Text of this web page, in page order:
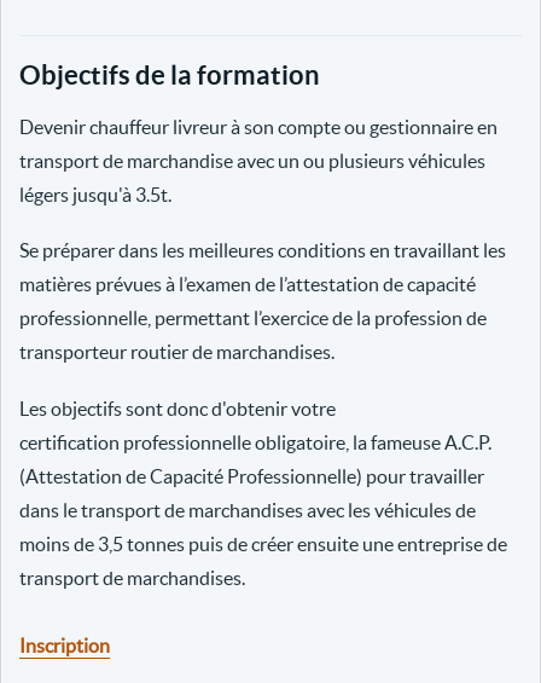
Objectifs de la formation
Devenir chauffeur livreur à son compte ou gestionnaire en
transport de marchandise avec un ou plusieurs véhicules
légers jusqu'à 3.5t.
Se préparer dans les meilleures conditions en travaillant les
matières prévues à l’examen de l’attestation de capacité
professionnelle, permettant l’exercice de la profession de
transporteur routier de marchandises.
Les objectifs sont donc d'obtenir votre
certification professionnelle obligatoire, la fameuse A.C.P.
(Attestation de Capacité Professionnelle) pour travailler
dans le transport de marchandises avec les véhicules de
moins de 3,5 tonnes puis de créer ensuite une entreprise de
transport de marchandises.
Inscription